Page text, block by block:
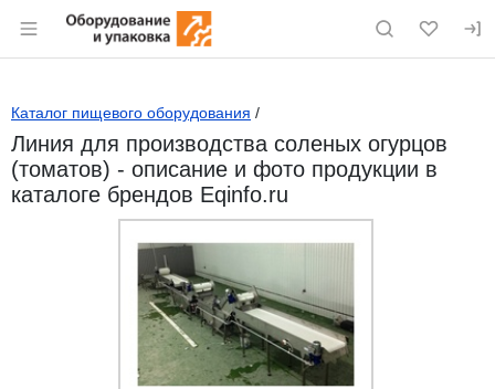
Раздел навигации по сайту eqinfo.ru
Каталог пищевого оборудования /
Линия для производства соленых огурцов
(томатов) - описание и фото продукции в
каталоге брендов Eqinfo.ru